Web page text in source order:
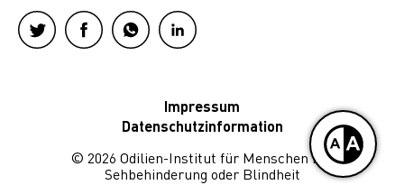
Impressum
Datenschutzinformation
© 2026 Odilien-Institut für Menschen mit
Sehbehinderung oder Blindheit